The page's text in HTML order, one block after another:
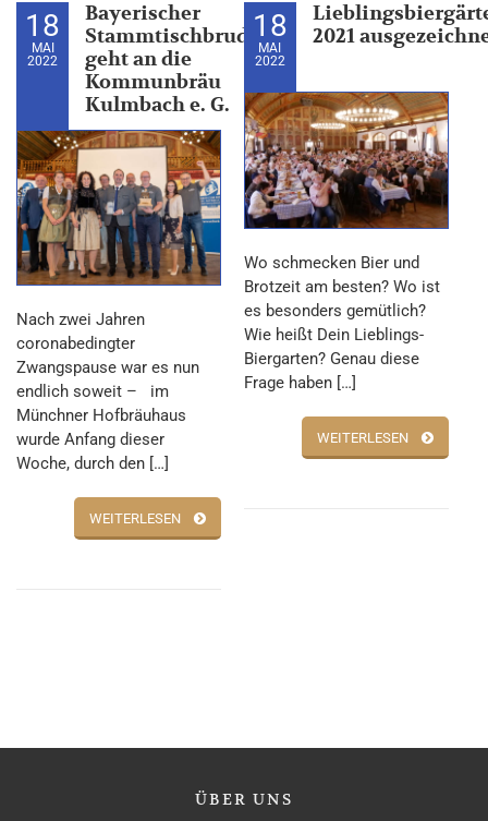
18
MAI
2022
Bayerischer
Stammtischbruder
geht an die
Kommunbräu
Kulmbach e. G.
Nach zwei Jahren
coronabedingter
Zwangspause war es nun
endlich soweit – im
Münchner Hofbräuhaus
wurde Anfang dieser
Woche, durch den […]
WEITERLESEN
18
MAI
2022
2021
Wo schmecken Bier und
Brotzeit am besten? Wo ist
es besonders gemütlich?
Wie heißt Dein Lieblings-
Biergarten? Genau diese
Frage haben […]
WEITERLESEN
ÜBER UNS